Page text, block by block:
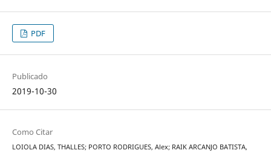
PDF
Publicado
2019-10-30
Como Citar
LOIOLA DIAS, THALLES; PORTO RODRIGUES, Alex; RAIK ARCANJO BATISTA,